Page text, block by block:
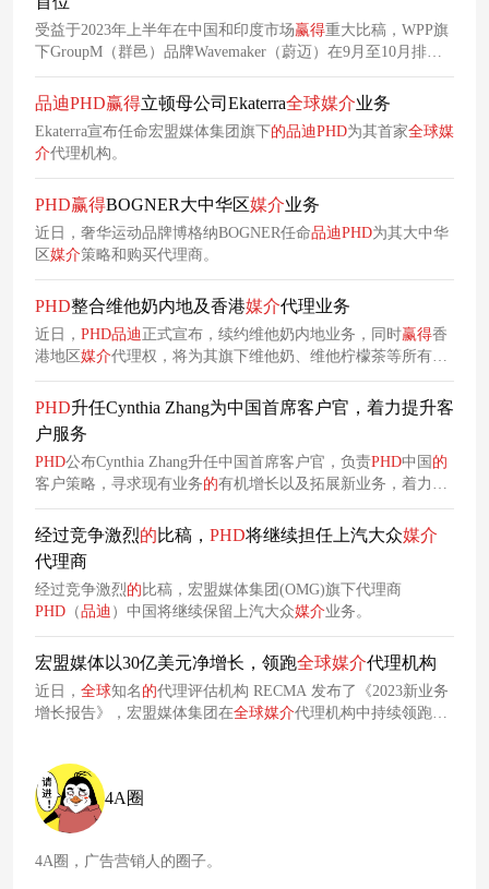
受益于2023年上半年在中国和印度市场赢得重大比稿，WPP旗
下GroupM（群邑）品牌Wavemaker（蔚迈）在9月至10月排行
榜上依然保持领先。
品迪PHD赢得立顿母公司Ekaterra全球媒介业务
Ekaterra宣布任命宏盟媒体集团旗下的品迪PHD为其首家全球媒
介代理机构。
PHD赢得BOGNER大中华区媒介业务
近日，奢华运动品牌博格纳BOGNER任命品迪PHD为其大中华
区媒介策略和购买代理商。
PHD整合维他奶内地及香港媒介代理业务
近日， PHD品迪 正式宣布，续约维他奶内地业务，同时赢得香
港地区媒介代理权，将为其旗下维他奶、维他柠檬茶等所有品
牌提供统一的“内地+香港”策略咨询和媒介代理服务。图源：
campaign维他奶于1940年在中国香港面世。在以往的合作中，
PHD
在内地市场通过IP联名、内容植入、场景营销、本地服务
拓展等多种渠道，为维他奶策划了一系列优秀
贴合年轻人的沟通场景和传播渠道传达维他奶和维他柠檬茶的
产品特征和品牌形象。
PHD升任Cynthia Zhang为中国首席客户官，着力提升客
户服务
PHD公布Cynthia Zhang升任中国首席客户官，负责PHD中国 的
客户策略，寻求现有业务的有机增长以及拓展新业务，着力升
级客户服务。
经过竞争激烈的比稿， PHD将继续担任上汽大众媒介
代理商
经过竞争激烈的 比稿，宏盟媒体集团(OMG)旗下代理商
PHD （品迪 ）中国将继续保留上汽大众媒介业务。
宏盟媒体以30亿美元净增长，领跑全球媒介代理机构
近日， 全球知名 的代理评估机构 RECMA 发布了《2023新业务
增长报告》，宏盟媒体集团在全球媒介代理机构中持续领跑，
4A圈
4A圈，广告营销人的圈子。